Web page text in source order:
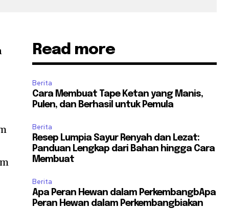
Read more
Berita
Cara Membuat Tape Ketan yang Manis,
Pulen, dan Berhasil untuk Pemula
Berita
Resep Lumpia Sayur Renyah dan Lezat:
Panduan Lengkap dari Bahan hingga Cara
Membuat
Berita
Apa Peran Hewan dalam PerkembangbApa
Peran Hewan dalam Perkembangbiakan